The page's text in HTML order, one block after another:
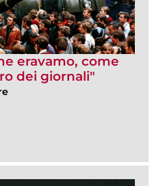
eravamo, come
dei giornali"